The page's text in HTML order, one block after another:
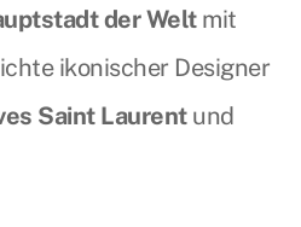
der Weltmit
ikonischer Designer
Saint Laurentund